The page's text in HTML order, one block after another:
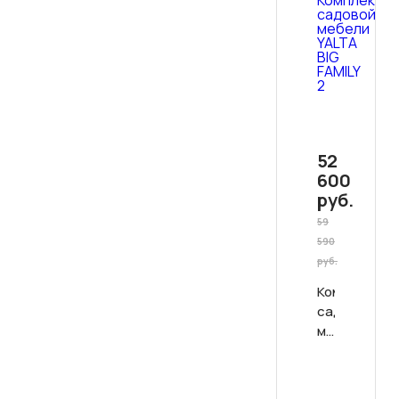
52
600
руб.
59
590
руб.
Комплект
садовой
мебели